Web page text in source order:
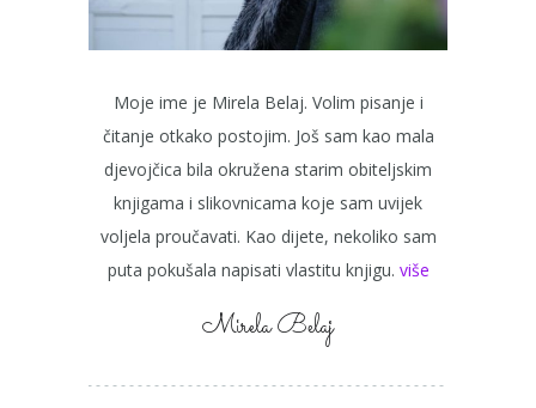
Moje ime je Mirela Belaj. Volim pisanje i
čitanje otkako postojim. Još sam kao mala
djevojčica bila okružena starim obiteljskim
knjigama i slikovnicama koje sam uvijek
voljela proučavati. Kao dijete, nekoliko sam
puta pokušala napisati vlastitu knjigu. više
Mirela Belaj